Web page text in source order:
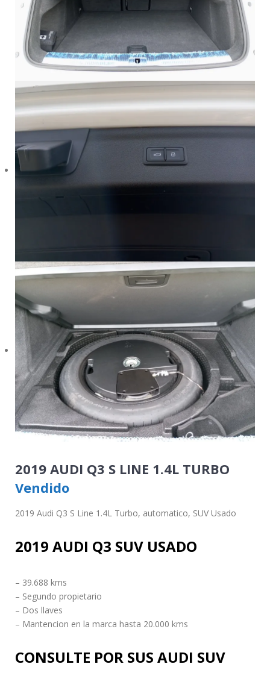
2019 AUDI Q3 S LINE 1.4L TURBO
Vendido
2019 Audi Q3 S Line 1.4L Turbo, automatico, SUV Usado
2019 AUDI Q3 SUV USADO
– 39.688 kms
– Segundo propietario
– Dos llaves
– Mantencion en la marca hasta 20.000 kms
CONSULTE POR SUS AUDI SUV